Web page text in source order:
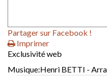
Partager sur Facebook !
Imprimer
Exclusivité web
Musique:Henri BETTI -